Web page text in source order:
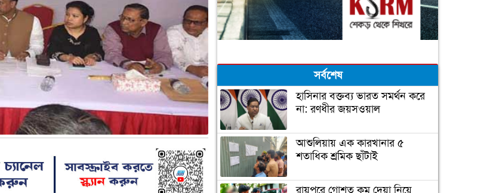
সর্বশেষ
হাসিনার বক্তব্য ভারত সমর্থন করে
না: রণধীর জয়সওয়াল
আশুলিয়ায় এক কারখানার ৫
শতাধিক শ্রমিক ছাঁটাই
রায়পুরে গোশত কম দেয়া নিয়ে